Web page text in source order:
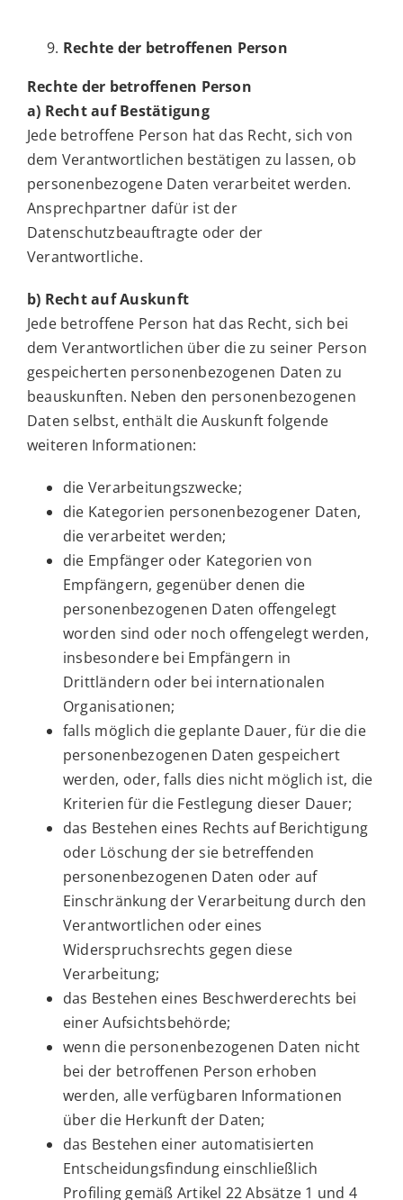
Rechte der betroffenen Person
Rechte der betroffenen Person
a) Recht auf Bestätigung
Jede betroffene Person hat das Recht, sich von
dem Verantwortlichen bestätigen zu lassen, ob
personenbezogene Daten verarbeitet werden.
Ansprechpartner dafür ist der
Datenschutzbeauftragte oder der
Verantwortliche.
b) Recht auf Auskunft
Jede betroffene Person hat das Recht, sich bei
dem Verantwortlichen über die zu seiner Person
gespeicherten personenbezogenen Daten zu
beauskunften. Neben den personenbezogenen
Daten selbst, enthält die Auskunft folgende
weiteren Informationen:
die Verarbeitungszwecke;
die Kategorien personenbezogener Daten,
die verarbeitet werden;
die Empfänger oder Kategorien von
Empfängern, gegenüber denen die
personenbezogenen Daten offengelegt
worden sind oder noch offengelegt werden,
insbesondere bei Empfängern in
Drittländern oder bei internationalen
Organisationen;
falls möglich die geplante Dauer, für die die
personenbezogenen Daten gespeichert
werden, oder, falls dies nicht möglich ist, die
Kriterien für die Festlegung dieser Dauer;
das Bestehen eines Rechts auf Berichtigung
oder Löschung der sie betreffenden
personenbezogenen Daten oder auf
Einschränkung der Verarbeitung durch den
Verantwortlichen oder eines
Widerspruchsrechts gegen diese
Verarbeitung;
das Bestehen eines Beschwerderechts bei
einer Aufsichtsbehörde;
wenn die personenbezogenen Daten nicht
bei der betroffenen Person erhoben
werden, alle verfügbaren Informationen
über die Herkunft der Daten;
das Bestehen einer automatisierten
Entscheidungsfindung einschließlich
Profiling gemäß Artikel 22 Absätze 1 und 4